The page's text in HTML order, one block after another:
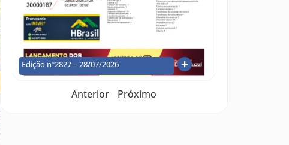
Edição nº2827 – 28/07/2026
Anterior Próximo